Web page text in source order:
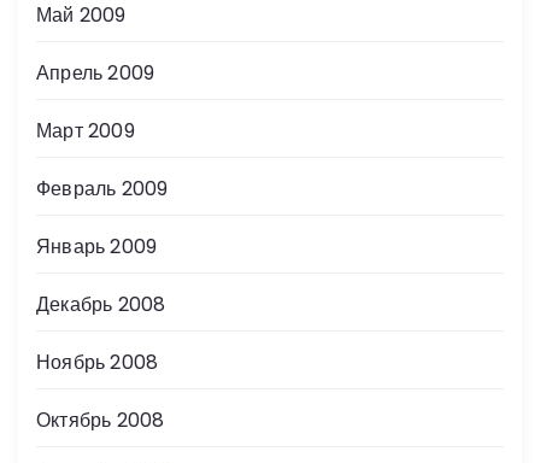
Май 2009
Апрель 2009
Март 2009
Февраль 2009
Январь 2009
Декабрь 2008
Ноябрь 2008
Октябрь 2008